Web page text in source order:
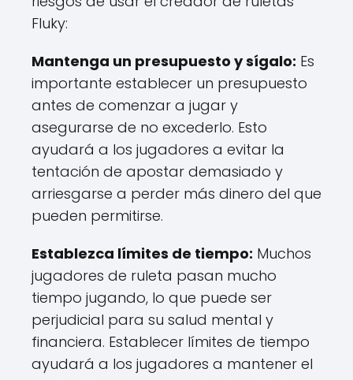
Fluky:
Mantenga un presupuesto y sígalo: Es
importante establecer un presupuesto
antes de comenzar a jugar y
asegurarse de no excederlo. Esto
ayudará a los jugadores a evitar la
tentación de apostar demasiado y
arriesgarse a perder más dinero del que
pueden permitirse.
Establezca límites de tiempo: Muchos
jugadores de ruleta pasan mucho
tiempo jugando, lo que puede ser
perjudicial para su salud mental y
financiera. Establecer límites de tiempo
ayudará a los jugadores a mantener el